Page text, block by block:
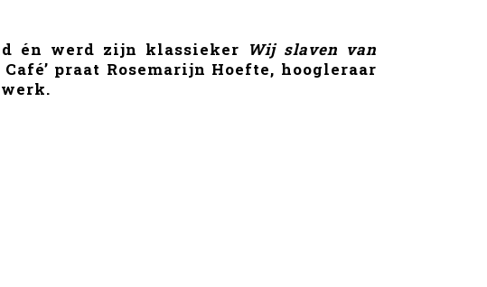
én werd zijn klassieker Wij slaven van
praat Rosemarijn Hoefte, hoogleraar